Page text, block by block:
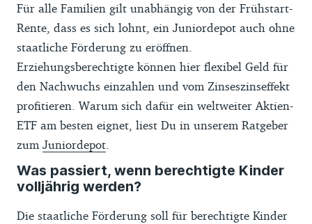
Für alle Familien gilt unabhängig von der Frühstart-
Rente, dass es sich lohnt, ein Juniordepot auch ohne
staatliche Förderung zu eröffnen.
Erziehungsberechtigte können hier flexibel Geld für
den Nachwuchs einzahlen und vom Zinseszinseffekt
profitieren. Warum sich dafür ein weltweiter Aktien-
ETF am besten eignet, liest Du in unserem Ratgeber
zum Juniordepot.
Was passiert, wenn berechtigte Kinder
volljährig werden?
Die staatliche Förderung soll für berechtigte Kinder